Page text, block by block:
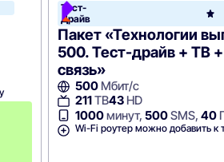
Акадо
Тест-
Драйв
Пакет «Технологии
500. Тест-драйв + ТВ
связь»
500 Мбит/с
211 ТВ43 HD
1000минут,500SMS,40
Wi-Fi роутер можно добавить к